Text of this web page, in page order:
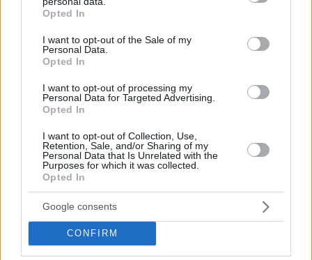
grant or deny consent to Google and its third-party tags to
use your data for below specified purposes in below Google
consent section.
Opted In
I want to opt-out of the Sale of my
Personal Data.
Opted In
I want to opt-out of processing my
Personal Data for Targeted Advertising.
Opted In
I want to opt-out of Collection, Use,
Retention, Sale, and/or Sharing of my
Personal Data that Is Unrelated with the
Purposes for which it was collected.
Opted In
Google consents
CONFIRM
περισσότεροι ασχολούνται με ένα
06.08.2026, 17:49 100
Η απουσία μέσα στη νύχτα και η
λεπτομέρεια στα μηνύματα: Πώς η
σύζυγος του Αφγανού ξεκίνησε να
τον υποπτεύεται για τη δολοφονία της
Βρετανίδας στην Κυψέλη
06.08.2026, 15:36
Πέθανε το άσπρο κουτάβι που
συμβίωνε με αγέλη λύκων στην
Κεντρική Μακεδονία: Καλό ταξίδι